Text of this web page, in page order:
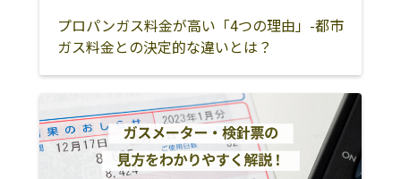
行方市
鉾田市
石岡市
土浦市
かすみがうら市
つくばみらい市
牛久市
龍ケ崎市
取手市
守谷市
稲敷市
稲敷郡美浦村
稲敷郡阿見町
稲敷郡河内町
プロパンガス料金が高い「4つの理由」-都市
ガス料金との決定的な違いとは？